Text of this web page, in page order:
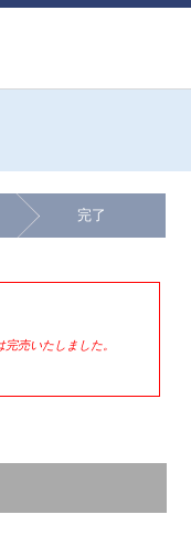
完了
売いたしました。